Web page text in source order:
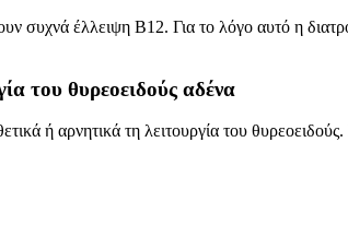
συχνά έλλειψη Β12. Για το λόγο αυτό η
του θυρεοειδούς αδένα
ή αρνητικά τη λειτουργία του